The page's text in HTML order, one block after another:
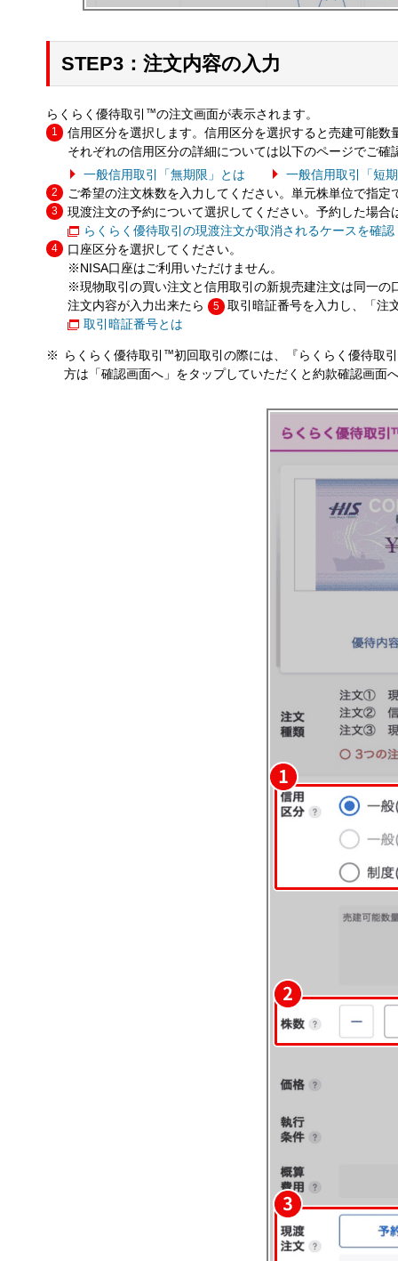
STEP3：注文内容の入力
らくらく優待取引 ™の注文画面が表示されます。
信用区分を選択します。信用区分を選択すると売建可能数
それぞれの信用区分の詳細については以下のページでご確
一般信用取引「無期限」とは
一般信用取引「短
ご希望の注文株数を入力してください。単元株単位で指定
現渡注文の予約について選択してください。予約した場
らくらく優待取引の現渡注文が取消されるケースを確認
口座区分を選択してください。
※NISA口座はご利用いただけません。
※現物取引の買い注文と信用取引の新規売建注文は同一
注文内容が入力出来たら
5
取引暗証番号を入力し、「注
取引暗証番号とは
らくらく優待取引 ™初回取引の際には、『らくらく優待取
方は「確認画面へ」をタップしていただくと約款確認画面